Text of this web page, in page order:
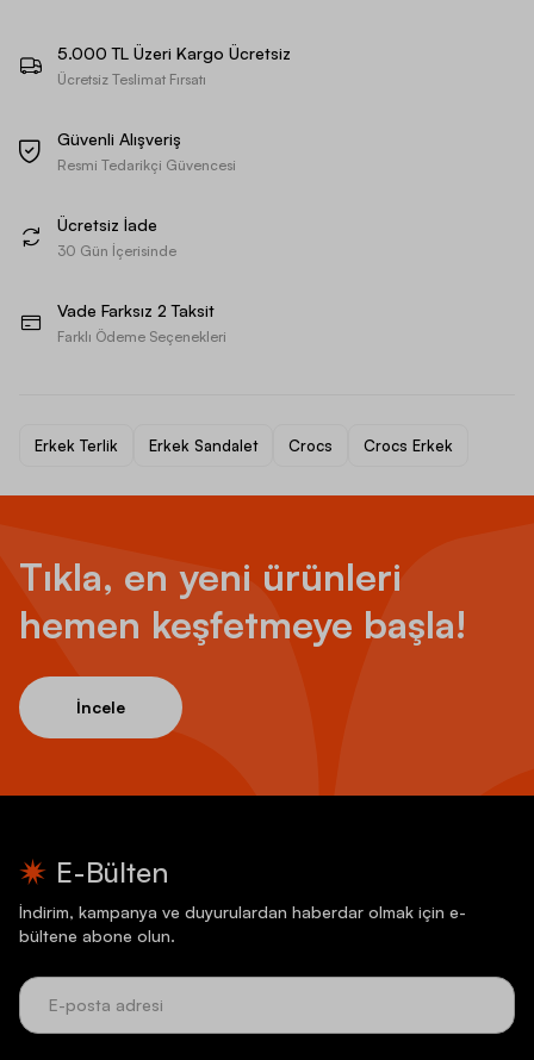
5.000 TL Üzeri Kargo Ücretsiz
Ücretsiz Teslimat Fırsatı
Güvenli Alışveriş
Resmi Tedarikçi Güvencesi
Ücretsiz İade
30 Gün İçerisinde
Vade Farksız 2 Taksit
Farklı Ödeme Seçenekleri
Erkek Terlik Erkek Sandalet Crocs Crocs Erkek
Tıkla, en yeni ürünleri
hemen keşfetmeye başla!
İncele
E-Bülten
İndirim, kampanya ve duyurulardan haberdar olmak için e-
bültene abone olun.